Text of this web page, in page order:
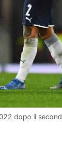
dopo il